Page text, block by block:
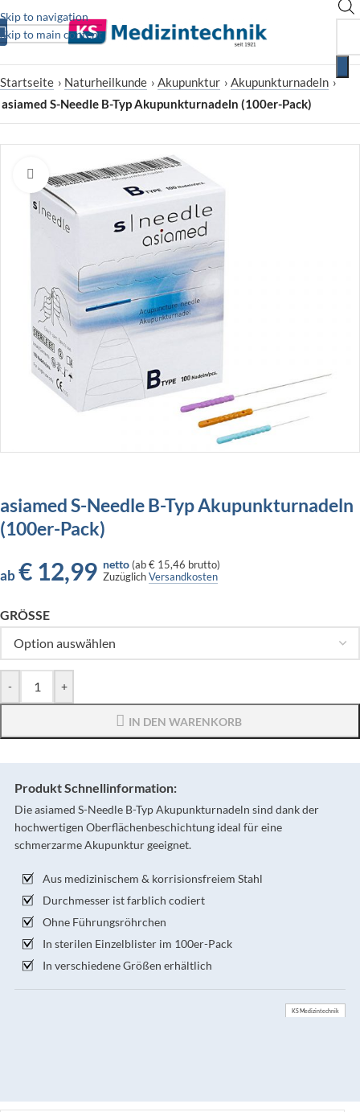
Skip to navigation
Skip to main content
Startseite › Naturheilkunde › Akupunktur › Akupunkturnadeln ›
asiamed S-Needle B-Typ Akupunkturnadeln (100er-Pack)
Zum Vergrößern klicken
asiamed S-Needle B-Typ Akupunkturnadeln
(100er-Pack)
ab € 12,99 netto (ab€ 15,46 brutto)
ZuzüglichVersandkosten
GRÖSSE
- +
IN DEN WARENKORB
Produkt Schnellinformation:
Die asiamed S-Needle B-Typ Akupunkturnadeln sind dank der
hochwertigen Oberflächenbeschichtung ideal für eine
schmerzarme Akupunktur geeignet.
Aus medizinischem & korrisionsfreiem Stahl
Durchmesser ist farblich codiert
Ohne Führungsröhrchen
In sterilen Einzelblister im 100er-Pack
In verschiedene Größen erhältlich
KS Medizintechnik